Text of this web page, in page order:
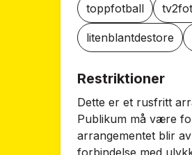
toppfotball
litenblantdestore
Restriktioner
Dette er et rusfritt
Publikum må være
arrangementet blir
forbindelse med